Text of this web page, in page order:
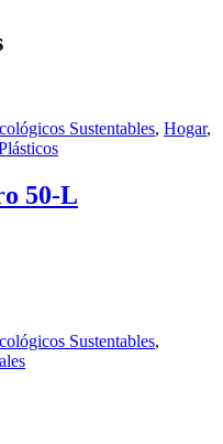
Sustentables, Hogar,
50-L
Sustentables,